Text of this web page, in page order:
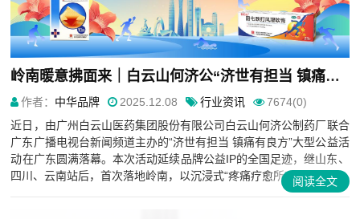
岭南暖意拂面来｜白云山何济公“济世有担当 镇痛有良方”公益活动·广东站圆满收官
作者： 中华品牌 2025.12.08 行业资讯
7674(0)
近日，由广州白云山医药集团股份有限公司白云山何济公制药厂联合
广东广播电视台新闻频道主办的“济世有担当 镇痛有良方”大型公益活
动在广东圆满落幕。本次活动延续品牌公益IP的全国足迹，继山东、
四川、云南站后，首次落地岭南，以沉浸式“疼痛疗愈所”为...阅读全文